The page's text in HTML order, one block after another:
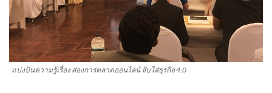
แบ่งปันความรู้เรื่อง ส่องการตลาดออนไลน์ จับใส่ธุรกิจ 4.0